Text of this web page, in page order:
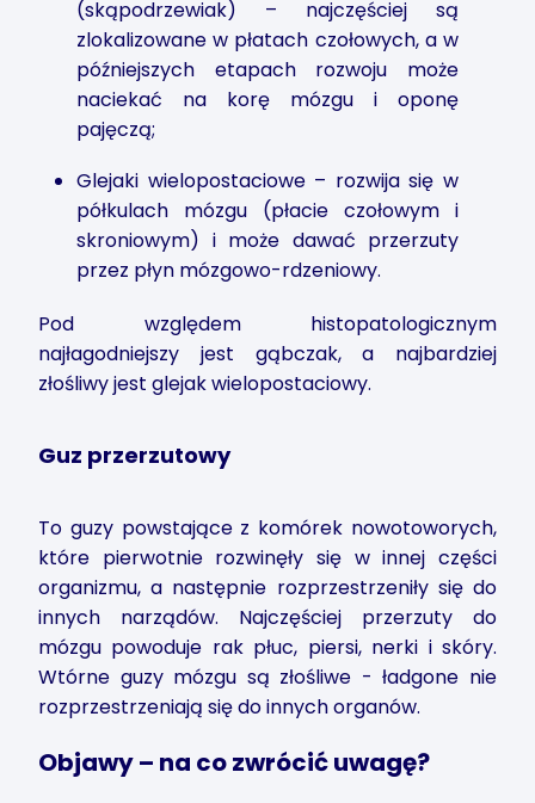
(skąpodrzewiak) – najczęściej są
zlokalizowane w płatach czołowych, a w
późniejszych etapach rozwoju może
naciekać na korę mózgu i oponę
pajęczą;
Glejaki wielopostaciowe – rozwija się w
półkulach mózgu (płacie czołowym i
skroniowym) i może dawać przerzuty
przez płyn mózgowo-rdzeniowy.
Pod względem histopatologicznym
najłagodniejszy jest gąbczak, a najbardziej
złośliwy jest glejak wielopostaciowy.
Guz przerzutowy
To guzy powstające z komórek nowotoworych,
które pierwotnie rozwinęły się w innej części
organizmu, a następnie rozprzestrzeniły się do
innych narządów. Najczęściej przerzuty do
mózgu powoduje rak płuc, piersi, nerki i skóry.
Wtórne guzy mózgu są złośliwe - ładgone nie
rozprzestrzeniają się do innych organów.
Objawy – na co zwrócić uwagę?